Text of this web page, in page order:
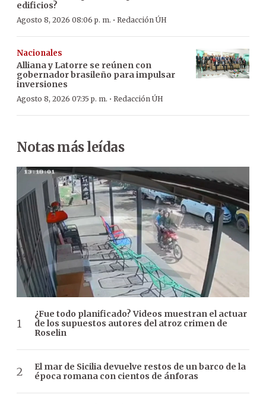
edificios?
Agosto 8, 2026 08:06 p. m. · Redacción ÚH
Nacionales
Alliana y Latorre se reúnen con
gobernador brasileño para impulsar
inversiones
Agosto 8, 2026 07:35 p. m. · Redacción ÚH
Notas más leídas
¿Fue todo planificado? Videos muestran el actuar
de los supuestos autores del atroz crimen de
Roselin
El mar de Sicilia devuelve restos de un barco de la
época romana con cientos de ánforas